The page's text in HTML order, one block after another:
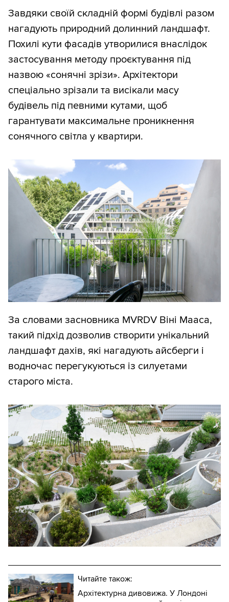
Завдяки своїй складній формі будівлі разом
нагадують природний долинний ландшафт.
Похилі кути фасадів утворилися внаслідок
застосування методу проєктування під
назвою «сонячні зрізи». Архітектори
спеціально зрізали та висікали масу
будівель під певними кутами, щоб
гарантувати максимальне проникнення
сонячного світла у квартири.
За словами засновника MVRDV Віні Мааса,
такий підхід дозволив створити унікальний
ландшафт дахів, які нагадують айсберги і
водночас перегукуються із силуетами
старого міста.
Читайте також:
Архітектурна дивовижа. У Лондоні